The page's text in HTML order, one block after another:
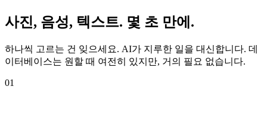
사진, 음성, 텍스트. 몇 초 만에.
하나씩 고르는 건 잊으세요. AI가 지루한 일을 대신합니다. 데
이터베이스는 원할 때 여전히 있지만, 거의 필요 없습니다.
01